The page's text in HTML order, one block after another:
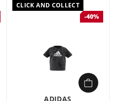
CLICK AND COLLECT
-40%
ADIDAS